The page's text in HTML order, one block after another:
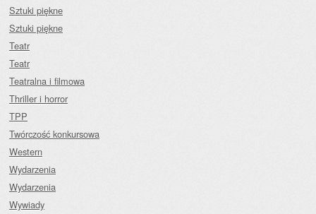
Sztuki piękne
Sztuki piękne
Teatr
Teatr
Teatralna i filmowa
Thriller i horror
TPP
Twórczość konkursowa
Western
Wydarzenia
Wydarzenia
Wywiady